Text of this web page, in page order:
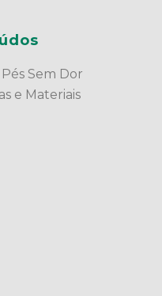
Sem Dor
e Materiais